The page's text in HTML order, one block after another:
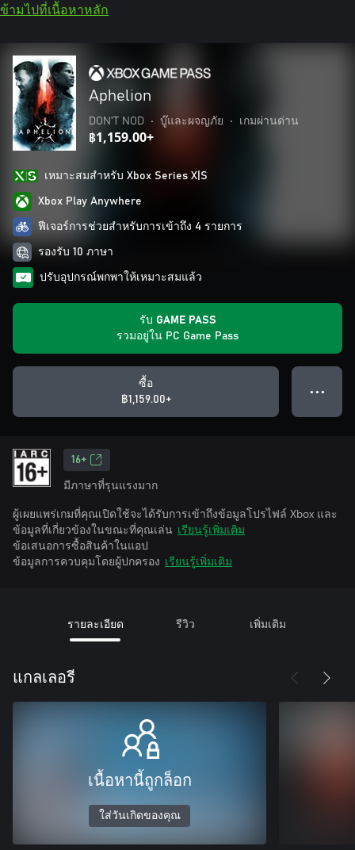
ข้ามไปที่เนื้อหาหลัก
Aphelion
DON'T NOD • บู๊และผจญภัย • เกมผ่านด่าน
฿1,159.00+
เหมาะสมสําหรับ Xbox Series X|S
Xbox Play Anywhere
ฟีเจอร์การช่วยสำหรับการเข้าถึง 4 รายการ
รองรับ 10 ภาษา
ปรับอุปกรณ์พกพาให้เหมาะสมแล้ว
รับ GAME PASS
รวมอยู่ใน PC Game Pass
ซื้อ
฿1,159.00+
● ● ●
16+
มีภาษาที่รุนแรงมาก
ผู้เผยแพร่เกมที่คุณเปิดใช้จะได้รับการเข้าถึงข้อมูลโปรไฟล์ Xbox และ
ข้อมูลที่เกี่ยวข้องในขณะที่คุณเล่น เรียนรู้เพิ่มเติม
ข้อเสนอการซื้อสินค้าในแอป
ข้อมูลการควบคุมโดยผู้ปกครอง เรียนรู้เพิ่มเติม
รายละเอียด รีวิว เพิ่มเติม
แกลเลอรี
เนื้อหานี้ถูกล็อก
ใส่วันเกิดของคุณ